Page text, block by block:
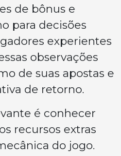
de bônus e
para decisões
experientes
observações
de suas apostas e
de retorno.
é conhecer
recursos extras
do jogo.